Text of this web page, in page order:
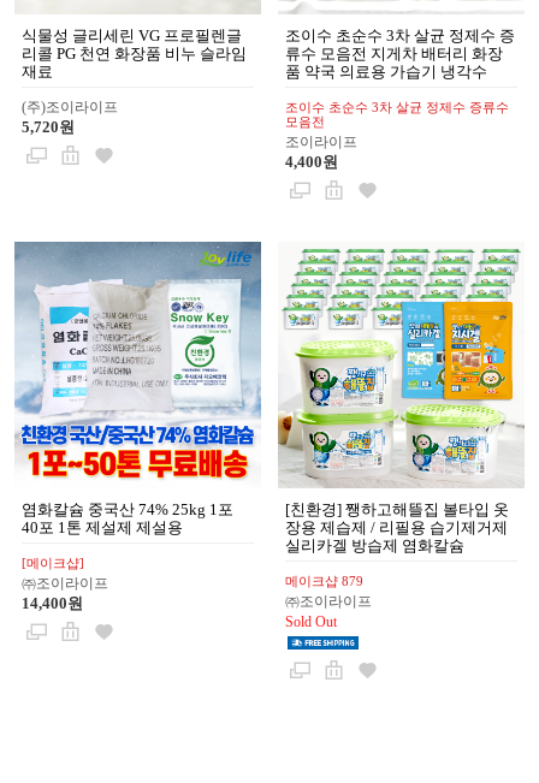
식물성 글리세린 VG 프로필렌글
리콜 PG 천연 화장품 비누 슬라임
재료
(주)조이라이프
5,720원
조이수 초순수 3차 살균 정제수 증
류수 모음전 지게차 배터리 화장
품 약국 의료용 가습기 냉각수
조이수 초순수 3차 살균 정제수 증류수
모음전
조이라이프
4,400원
염화칼슘 중국산 74% 25kg 1포
40포 1톤 제설제 제설용
[메이크샵]
㈜조이라이프
14,400원
[친환경] 쨍하고해뜰집 볼타입 옷
장용 제습제 / 리필용 습기제거제
실리카겔 방습제 염화칼슘
메이크샵 879
㈜조이라이프
Sold Out